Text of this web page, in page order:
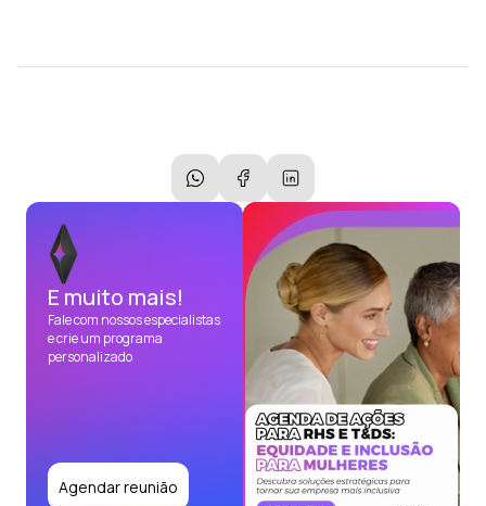
E muito mais!
Fale com nossos especialistas
e crie um programa
personalizado
Agendar reunião